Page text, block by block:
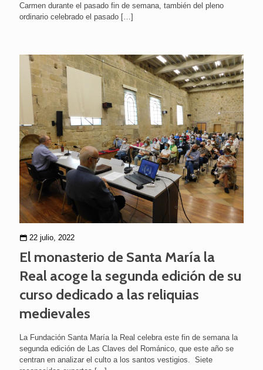
Carmen durante el pasado fin de semana, también del pleno
ordinario celebrado el pasado […]
22 julio, 2022
El monasterio de Santa María la
Real acoge la segunda edición de su
curso dedicado a las reliquias
medievales
La Fundación Santa María la Real celebra este fin de semana la
segunda edición de Las Claves del Románico, que este año se
centran en analizar el culto a los santos vestigios. Siete